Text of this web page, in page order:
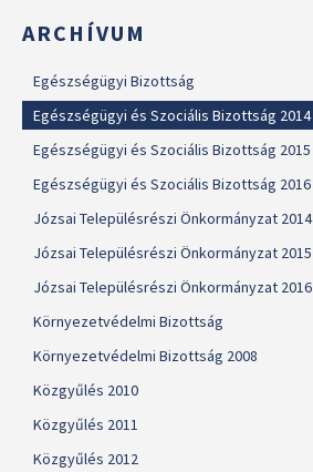
ARCHÍVUM
Egészségügyi Bizottság
Egészségügyi és Szociális Bizottság 2014
Egészségügyi és Szociális Bizottság 2015
Egészségügyi és Szociális Bizottság 2016
Józsai Településrészi Önkormányzat 2014
Józsai Településrészi Önkormányzat 2015
Józsai Településrészi Önkormányzat 2016
Környezetvédelmi Bizottság
Környezetvédelmi Bizottság 2008
Közgyűlés 2010
Közgyűlés 2011
Közgyűlés 2012